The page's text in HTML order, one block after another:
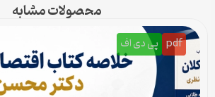
محصولات مشابه
pdf پی دی اف